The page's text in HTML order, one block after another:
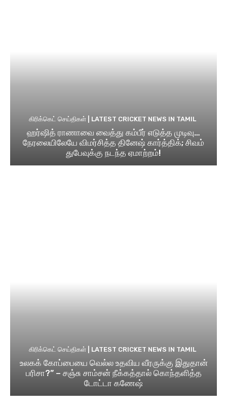
கிரிக்கெட் செய்திகள் | LATEST CRICKET NEWS IN TAMIL
ஹர்ஷித் ராணாவை வைத்து கம்பீர் எடுத்த முடிவு…
நேரலையிலேயே விமர்சித்த தினேஷ் கார்த்திக்; சிவம்
துபேவுக்கு நடந்த ஏமாற்றம்!
கிரிக்கெட் செய்திகள் | LATEST CRICKET NEWS IN TAMIL
உலகக் கோப்பையை வெல்ல உதவிய வீரருக்கு இதுதான்
பரிசா?” – சஞ்சு சாம்சன் நீக்கத்தால் கொந்தளித்த
டோட்டா கணேஷ்